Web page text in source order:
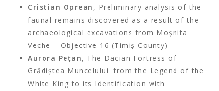
Cristian Oprean , Preliminary analysis of the
faunal remains discovered as a result of the
archaeological excavations from Moşnita
Veche – Objective 16 (Timiş County)
Aurora Peţan, The Dacian Fortress of
Grădiştea Muncelului: from the Legend of the
White King to its Identification with